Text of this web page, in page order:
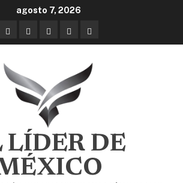
agosto 7, 2026
LÍDER DE